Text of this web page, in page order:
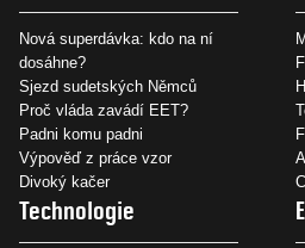
Nová superdávka: kdo na ní
dosáhne?
Sjezd sudetských Němců
Proč vláda zavádí EET?
Padni komu padni
Výpověď z práce vzor
Divoký kačer
Technologie